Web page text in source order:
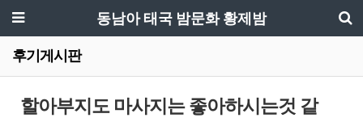
동남아 태국 밤문화 황제밤
후기게시판
할아부지도 마사지는 좋아하시는것 같